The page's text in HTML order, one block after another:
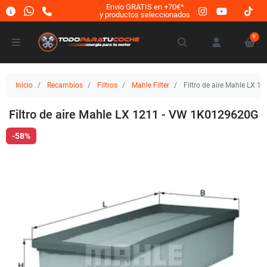
Envío GRATIS en +70€*
y productos seleccionados
0
Inicio Recambios Filtros Mahle Filter Filtro de aire Mahle LX
Filtro de aire Mahle LX 1211 - VW 1K0129620G
-58%